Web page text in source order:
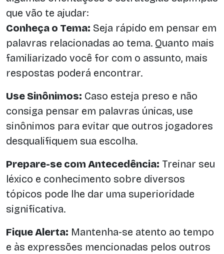
que vão te ajudar:
Conheça o Tema: Seja rápido em pensar em
palavras relacionadas ao tema. Quanto mais
familiarizado você for com o assunto, mais
respostas poderá encontrar.
Use Sinônimos: Caso esteja preso e não
consiga pensar em palavras únicas, use
sinônimos para evitar que outros jogadores
desqualifiquem sua escolha.
Prepare-se com Antecedência: Treinar seu
léxico e conhecimento sobre diversos
tópicos pode lhe dar uma superioridade
significativa.
Fique Alerta: Mantenha-se atento ao tempo
e às expressões mencionadas pelos outros